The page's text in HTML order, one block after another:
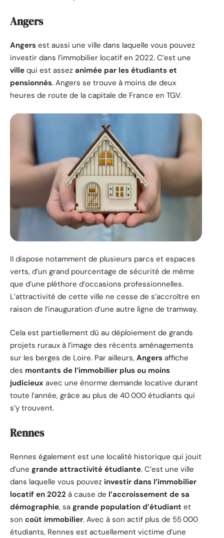
Angers
Angers est aussi une ville dans laquelle vous pouvez
investir dans l’immobilier locatif en 2022. C’est une
ville qui est assez animée par les étudiants et
pensionnés. Angers se trouve à moins de deux
heures de route de la capitale de France en TGV.
Il dispose notamment de plusieurs parcs et espaces
verts, d’un grand pourcentage de sécurité de même
que d’une pléthore d’occasions professionnelles.
L’attractivité de cette ville ne cesse de s’accroître en
raison de l’inauguration d’une autre ligne de tramway.
Cela est partiellement dû au déploiement de grands
projets ruraux à l’image des récents aménagements
sur les berges de Loire. Par ailleurs, Angers affiche
des montants de l’immobilier plus ou moins
judicieux avec une énorme demande locative durant
toute l’année, grâce au plus de 40 000 étudiants qui
s’y trouvent.
Rennes
Rennes également est une localité historique qui jouit
d’une grande attractivité étudiante. C’est une ville
dans laquelle vous pouvez investir dans l’immobilier
locatif en 2022 à cause de l’accroissement de sa
démographie, sa grande population d’étudiant et
son coût immobilier. Avec à son actif plus de 55 000
étudiants, Rennes est actuellement victime d’une